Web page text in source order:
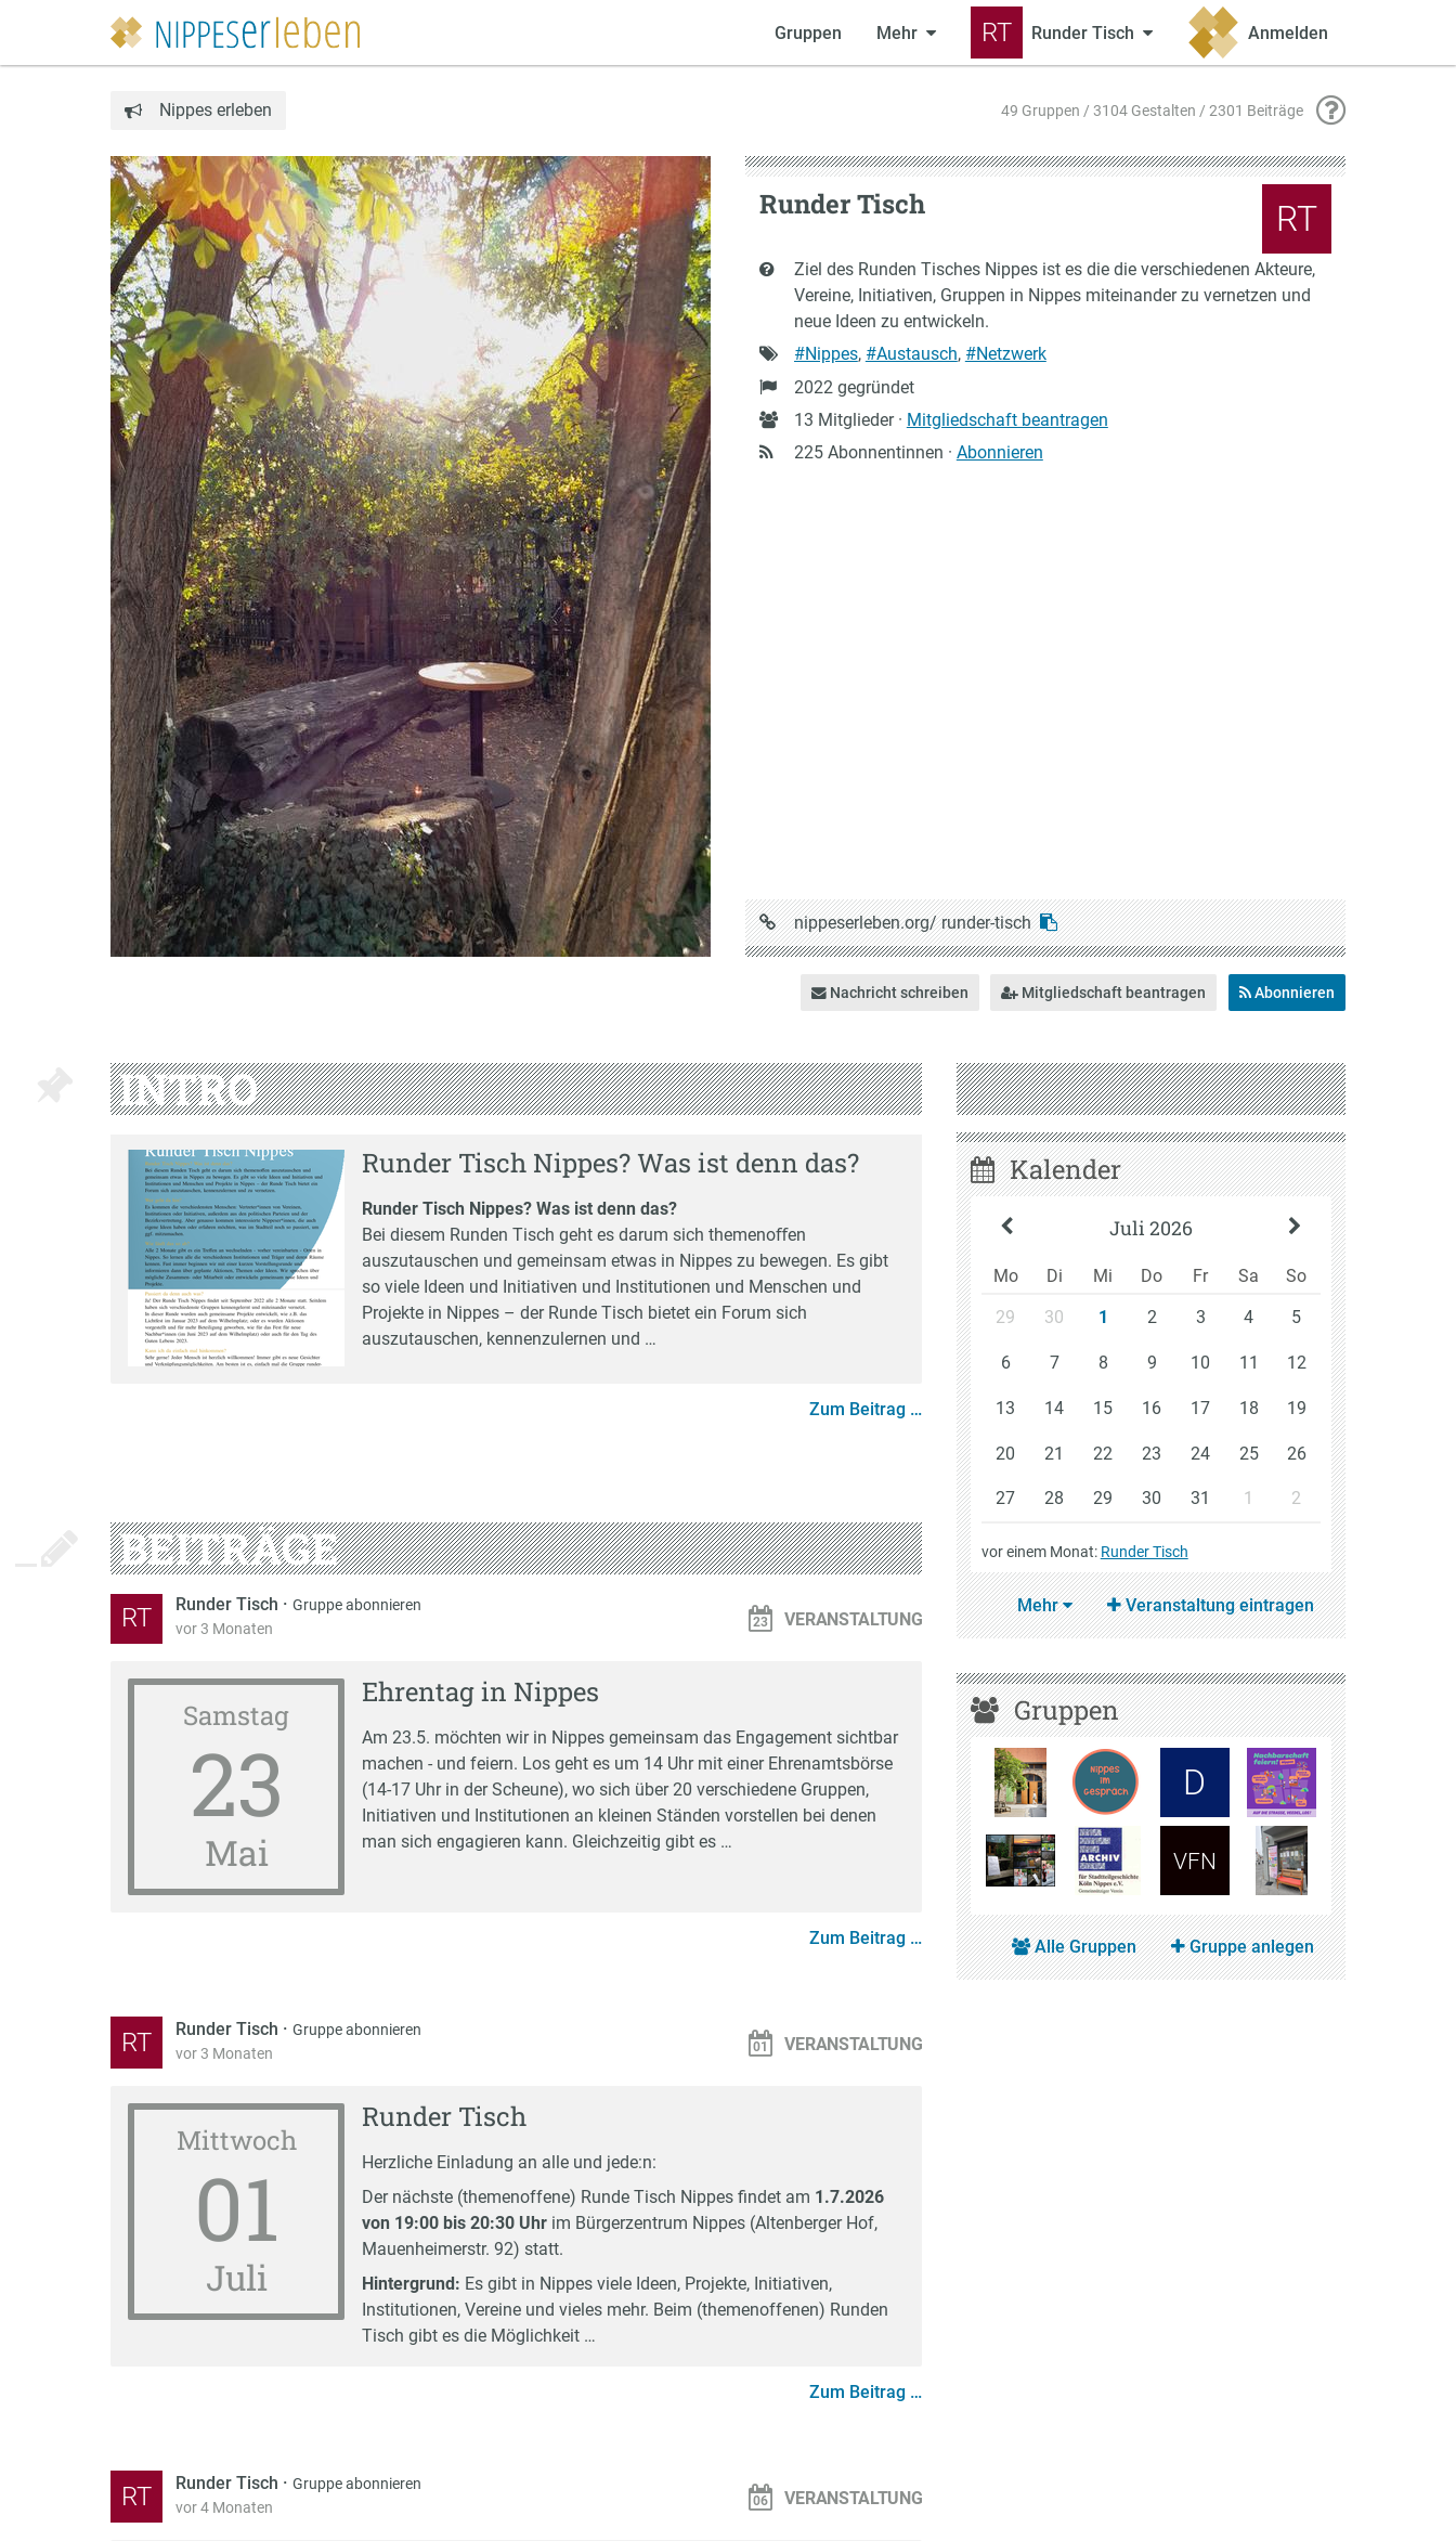
Gruppen Mehr RT Runder Tisch Anmelden
Nippes erleben 49 Gruppen / 3104 Gestalten / 2301 Beiträge
RT
Runder Tisch
Kurzbeschreibung
Ziel des Runden Tisches Nippes ist es die die verschiedenen Akteure,
Vereine, Initiativen, Gruppen in Nippes miteinander zu vernetzen und
neue Ideen zu entwickeln.
Schlagworte
#Nippes, #Austausch, #Netzwerk
Gründung
2022 gegründet
Anzahl
Mitglieder
13 Mitglieder · Mitgliedschaft beantragen
225 Abonnentinnen · Abonnieren
URL
auf
nippeserleben.org/ runder-tisch
Nachricht schreiben Mitgliedschaft beantragen Abonnieren
INTRO
Runder Tisch Nippes? Was ist denn das?
Runder Tisch Nippes? Was ist denn das?
Bei diesem Runden Tisch geht es darum sich themenoﬀen
auszutauschen und gemeinsam etwas in Nippes zu bewegen. Es gibt
so viele Ideen und Initiativen und Institutionen und Menschen und
Projekte in Nippes – der Runde Tisch bietet ein Forum sich
auszutauschen, kennenzulernen und …
Zum Beitrag …
BEITRÄGE
RT Runder Tisch · Gruppe abonnieren
vor 3 Monaten
VERANSTALTUNG
Samstag
23
Mai
Ehrentag in Nippes
Am 23.5. möchten wir in Nippes gemeinsam das Engagement sichtbar
machen - und feiern. Los geht es um 14 Uhr mit einer Ehrenamtsbörse
(14-17 Uhr in der Scheune), wo sich über 20 verschiedene Gruppen,
Initiativen und Institutionen an kleinen Ständen vorstellen bei denen
man sich engagieren kann. Gleichzeitig gibt es …
Zum Beitrag …
RT Runder Tisch · Gruppe abonnieren
vor 3 Monaten
VERANSTALTUNG
Mittwoch
01
Juli
Runder Tisch
Herzliche Einladung an alle und jede:n:
Der nächste (themenoffene) Runde Tisch Nippes findet am 1.7.2026
von 19:00 bis 20:30 Uhr im Bürgerzentrum Nippes (Altenberger Hof,
Mauenheimerstr. 92) statt.
Hintergrund: Es gibt in Nippes viele Ideen, Projekte, Initiativen,
Institutionen, Vereine und vieles mehr. Beim (themenoffenen) Runden
Tisch gibt es die Möglichkeit …
Zum Beitrag …
RT Runder Tisch · Gruppe abonnieren
vor 4 Monaten
VERANSTALTUNG
Kalender
Juli 2026
Mo Di Mi Do Fr Sa
So
29
30 1 2 3 4 5
6 7 8 9 10 11 12
13 14 15 16 17 18 19
20 21 22 23 24 25 26
27 28 29 30 31 1 2
vor einem Monat: Runder Tisch
Mehr Veranstaltung eintragen
Gruppen
D
VFN
Alle Gruppen Gruppe anlegen